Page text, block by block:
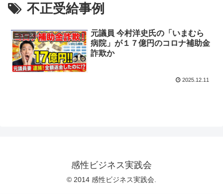
不正受給事例
ニュース
元議員 今村洋史氏の「いまむら
病院」が１７億円のコロナ補助金
詐欺か
2025.12.11
感性ビジネス実践会
© 2014 感性ビジネス実践会.